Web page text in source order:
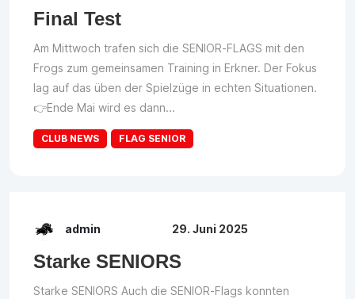
Final Test
Am Mittwoch trafen sich die SENIOR-FLAGS mit den
Frogs zum gemeinsamen Training in Erkner. Der Fokus
lag auf das üben der Spielzüge in echten Situationen.
👉Ende Mai wird es dann...
CLUB NEWS FLAG SENIOR
admin 29. Juni 2025
Starke SENIORS
Starke SENIORS Auch die SENIOR-Flags konnten